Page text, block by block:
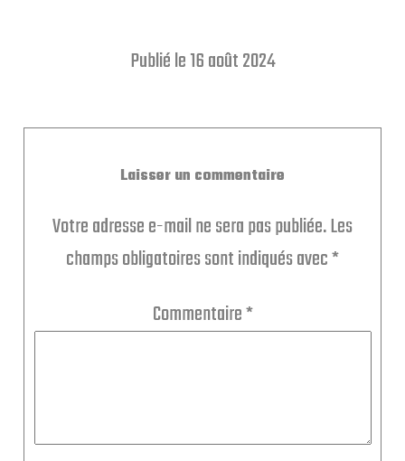
Publié le 16 août 2024
Laisser un commentaire
Votre adresse e-mail ne sera pas publiée.Les
champs obligatoires sont indiqués avec*
Commentaire*